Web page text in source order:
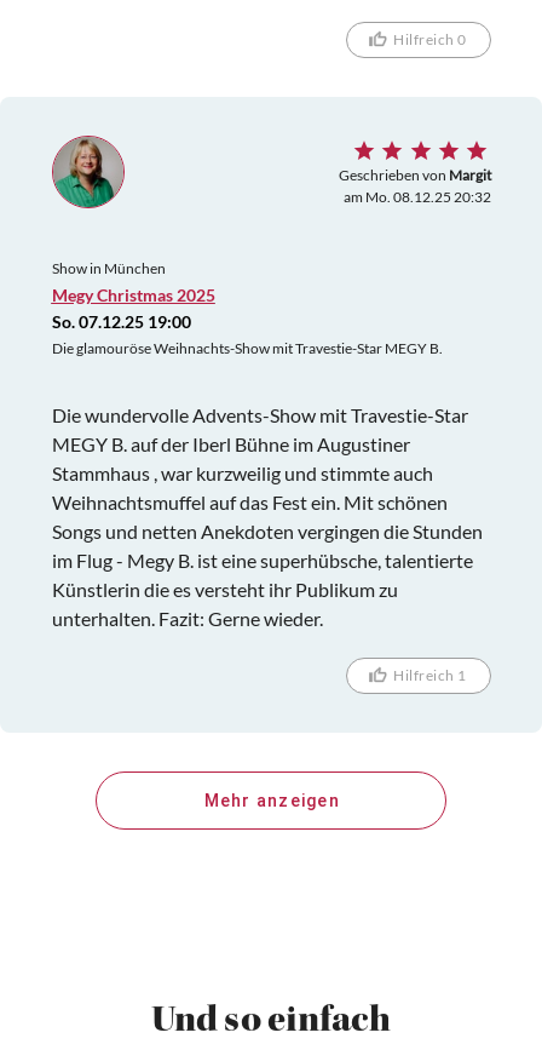
Hilfreich 0
Geschrieben von Margit
am Mo. 08.12.25 20:32
Show in München
Megy Christmas 2025
So. 07.12.25 19:00
Die glamouröse Weihnachts-Show mit Travestie-Star MEGY B.
Die wundervolle Advents-Show mit Travestie-Star
MEGY B. auf der Iberl Bühne im Augustiner
Stammhaus , war kurzweilig und stimmte auch
Weihnachtsmuffel auf das Fest ein. Mit schönen
Songs und netten Anekdoten vergingen die Stunden
im Flug - Megy B. ist eine superhübsche, talentierte
Künstlerin die es versteht ihr Publikum zu
unterhalten. Fazit: Gerne wieder.
Hilfreich 1
Mehr anzeigen
Und so einfach